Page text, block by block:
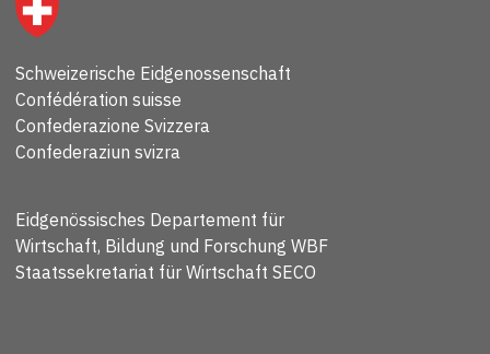
Schweizerische Eidgenossenschaft
Confédération suisse
Confederazione Svizzera
Confederaziun svizra
Eidgenössisches Departement für
Wirtschaft, Bildung und Forschung WBF
Staatssekretariat für Wirtschaft SECO